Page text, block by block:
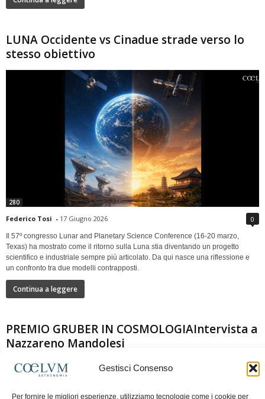
Gestisci Consenso
Per fornire le migliori esperienze, utilizziamo tecnologie come i cookie per
LUNA Occidente vs Cinadue strade verso lo
stesso obiettivo
280
Federico Tosi - 17 Giugno 2026 0
Il 57º congresso Lunar and Planetary Science Conference (16-20 marzo,
Texas) ha mostrato come il ritorno sulla Luna stia diventando un progetto
scientifico e industriale sempre più articolato. Da qui nasce una riflessione e
un confronto tra due modelli contrapposti.
Continua a leggere
PREMIO GRUBER IN COSMOLOGIAIntervista a
Nazzareno Mandolesi